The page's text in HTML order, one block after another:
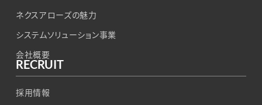
ネクスアローズの魅力
システムソリューション事業
会社概要
RECRUIT
採用情報